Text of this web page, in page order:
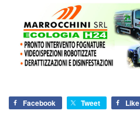
Facebook Tweet Like